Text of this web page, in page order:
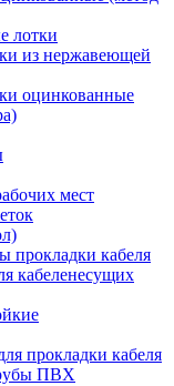
лотки
из нержавеющей
оцинкованные
мест
прокладки кабеля
кабеленесущих
прокладки кабеля
ПВХ